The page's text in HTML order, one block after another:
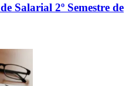
Salarial 2º Semestre de